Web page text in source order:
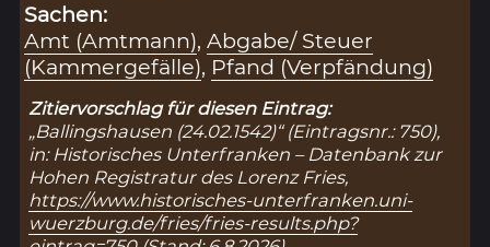
Sachen:
Amt (Amtmann),Abgabe/ Steuer
(Kammergefälle), Pfand (Verpfändung)
Zitiervorschlag für diesen Eintrag:
„Ballingshausen (24.02.1542)“ (Eintragsnr.: 750),
in: Historisches Unterfranken – Datenbank zur
Hohen Registratur des Lorenz Fries,
https://www.historisches-unterfranken.uni-
wuerzburg.de/fries/fries-results.php?